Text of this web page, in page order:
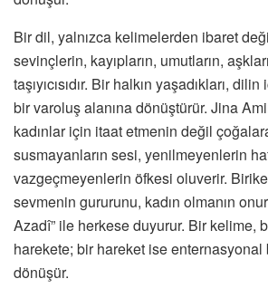
Bir dil, yalnızca kelimelerden ibaret
sevinçlerin, kayıpların, umutların,
taşıyıcısıdır. Bir halkın yaşadıkları,
bir varoluş alanına dönüştürür. Jina
kadınlar için itaat etmenin değil
susmayanların sesi, yenilmeyenlerin
vazgeçmeyenlerin öfkesi oluverir.
sevmenin gururunu, kadın olmanın
Azadî” ile herkese duyurur. Bir kelime,
harekete; bir hareket ise
dönüşür.